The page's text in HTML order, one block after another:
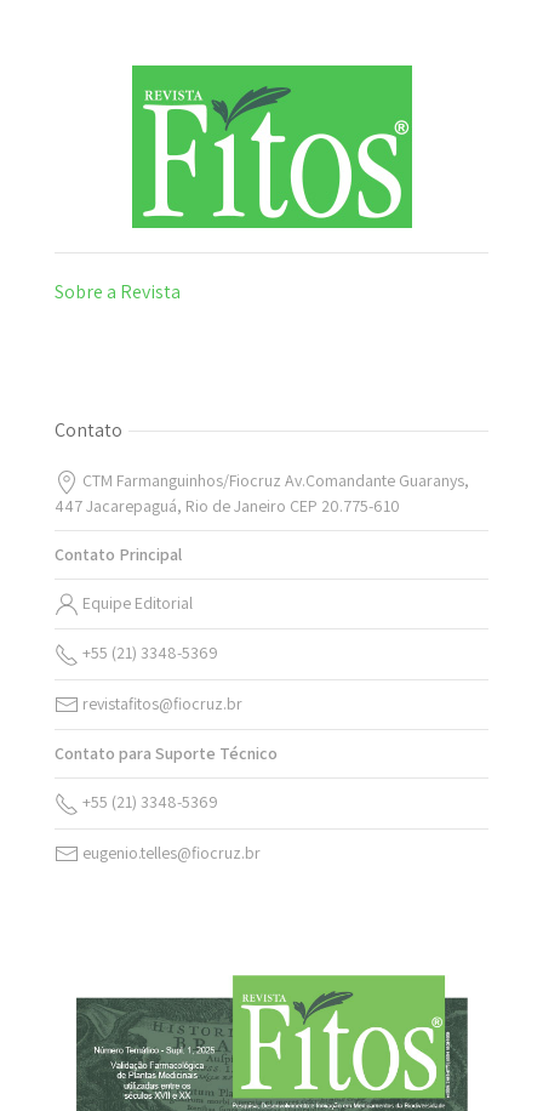
Sobre a Revista
Contato
CTM Farmanguinhos/Fiocruz Av.Comandante Guaranys,
447 Jacarepaguá, Rio de Janeiro CEP 20.775-610
Contato Principal
Equipe Editorial
+55 (21) 3348-5369
revistafitos@fiocruz.br
Contato para Suporte Técnico
+55 (21) 3348-5369
eugenio.telles@fiocruz.br